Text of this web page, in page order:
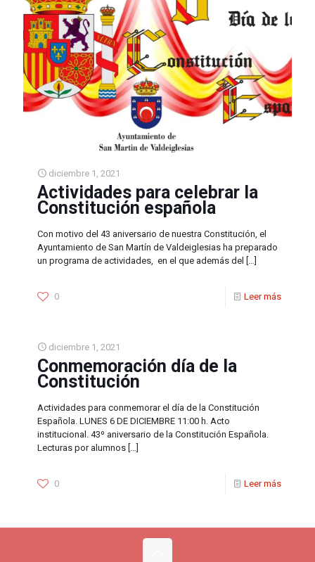
diciembre 1, 2021
Actividades para celebrar la
Constitución española
Con motivo del 43 aniversario de nuestra Constitución, el
Ayuntamiento de San Martín de Valdeiglesias ha preparado
un programa de actividades, en el que además del
[…]
0 Leer más
diciembre 1, 2021
Conmemoración día de la
Constitución
Actividades para conmemorar el día de la Constitución
Española. LUNES 6 DE DICIEMBRE 11:00 h. Acto
institucional. 43º aniversario de la Constitución Española.
Lecturas por alumnos […]
0 Leer más